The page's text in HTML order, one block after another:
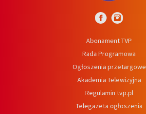
Abonament TVP
Rada Programowa
Ogłoszenia przetargowe
Akademia Telewizyjna
Regulamin tvp.pl
Telegazeta ogłoszenia